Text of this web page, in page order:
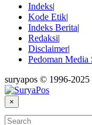
Indeks
Kode Etik
Indeks Berita
Redaksi
Disclaimer
Pedoman Media
suryapos © 1996-
×